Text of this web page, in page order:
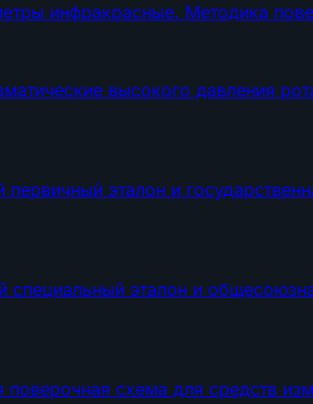
инфракрасные. Методика
высокого давления
эталон и
эталон и
схема для средств